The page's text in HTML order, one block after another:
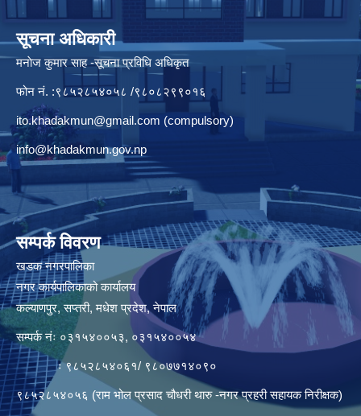
सूचना अधिकारी
मनाेज कुमार साह -सूचना प्रविधि अधिकृत
फोन नं. :९८५२८५४०५८ /९८०८२९९०१६
ito.khadakmun@gmail.com (compulsory)
info@khadakmun.gov.np
सम्पर्क विवरण
खडक नगरपालिका
नगर कार्यपालिकाको कार्यालय
कल्याणपुर, सप्तरी, मधेश प्रदेश, नेपाल
सम्पर्क नंः ०३१५४००५३, ०३१५४००५४
ः ९८५२८५४०६१/ ९८०७७१४०९०
९८५२८५४०५६ (राम भोल प्रसाद चौधरी थारु -नगर प्रहरी सहायक निरीक्षक)